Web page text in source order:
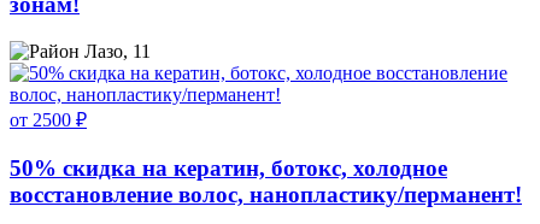
Лазо, 11
от 2500 ₽
50% скидка на кератин, ботокс, холодное
восстановление волос, нанопластику/перманент!